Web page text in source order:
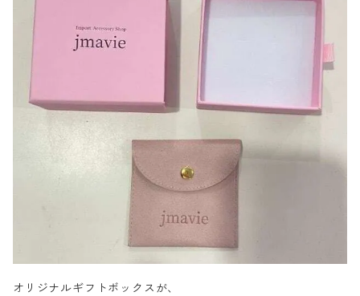
オリジナルギフトボックスが、